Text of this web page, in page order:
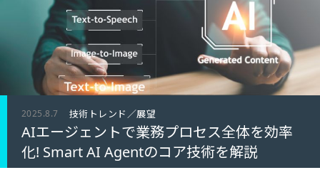
2025.8.7 技術トレンド／展望
AIエージェントで業務プロセス全体を効率
化! Smart AI Agentのコア技術を解説